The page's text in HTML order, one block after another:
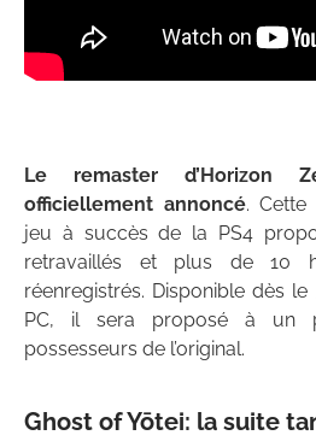
Le remaster d’Horizon
officiellement annoncé. Cette
jeu à succès de la PS4
retravaillés et plus de 10
réenregistrés. Disponible dès
PC, il sera proposé à un
possesseurs de l’original.
Ghost of Yōtei: la suite